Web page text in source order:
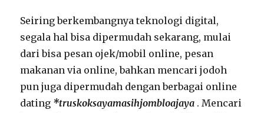
Seiring berkembangnya teknologi digital,
segala hal bisa dipermudah sekarang, mulai
dari bisa pesan ojek/mobil online, pesan
makanan via online, bahkan mencari jodoh
pun juga dipermudah dengan berbagai online
dating *truskoksayamasihjombloajaya . Mencari